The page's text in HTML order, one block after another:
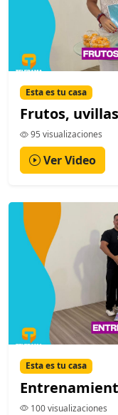
Esta es tu casa
Frutos,
95 visualizaciones
Ver Video
Esta es tu casa
100 visualizaciones